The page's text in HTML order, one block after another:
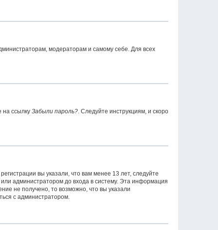
модераторам и самому себе. Для всех
на ссылку Забыли пароль?. Следуйте инструкциям, и скоро
вы указали, что вам менее 13 лет, следуйте
администратором до входа в систему. Эта информация
не получено, то возможно, что вы указали
с администратором.